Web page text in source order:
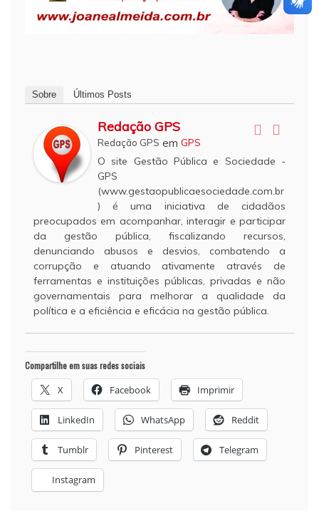
Sobre Últimos Posts
Redação GPS
Redação GPS em GPS
O site Gestão Pública e Sociedade -
GPS
(www.gestaopublicaesociedade.com.br
) é uma iniciativa de cidadãos
preocupados em acompanhar, interagir e participar
da gestão pública, fiscalizando recursos,
denunciando abusos e desvios, combatendo a
corrupção e atuando ativamente através de
ferramentas e instituições públicas, privadas e não
governamentais para melhorar a qualidade da
política e a eficiência e eficácia na gestão pública.
Compartilhe em suas redes sociais
X Facebook Imprimir
LinkedIn WhatsApp Reddit
Tumblr Pinterest Telegram
Instagram